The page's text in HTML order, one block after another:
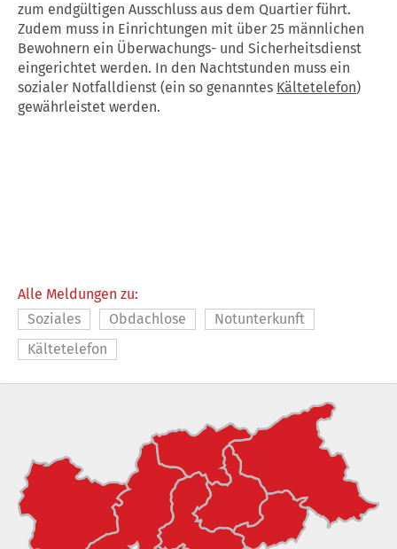
zum endgültigen Ausschluss aus dem Quartier führt.
Zudem muss in Einrichtungen mit über 25 männlichen
Bewohnern ein Überwachungs- und Sicherheitsdienst
eingerichtet werden. In den Nachtstunden muss ein
sozialer Notfalldienst (ein so genanntes Kältetelefon)
gewährleistet werden.
Alle Meldungen zu:
Soziales
Obdachlose
Notunterkunft
Kältetelefon